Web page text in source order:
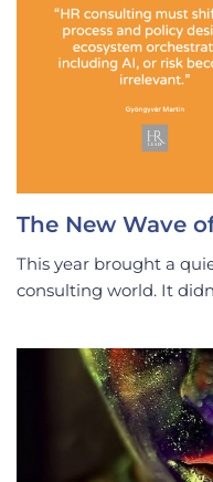
The New Wave
This year brought a
consulting world. It